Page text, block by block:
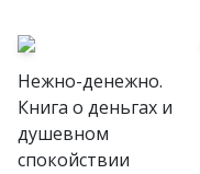
Нежно-денежно.
Книга о деньгах и
душевном
спокойствии